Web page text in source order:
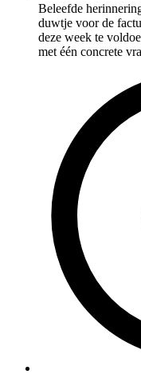
Beleefde
duwtje voor de
deze week te
met één concrete